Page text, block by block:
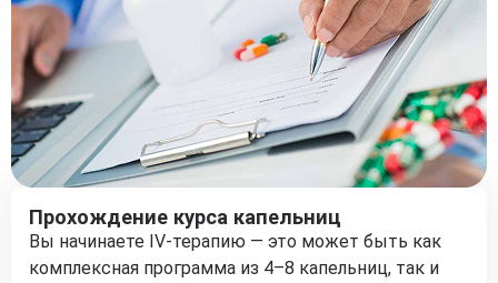
Прохождение курса капельниц
Вы начинаете IV-терапию — это может быть как
комплексная программа из 4–8 капельниц, так и